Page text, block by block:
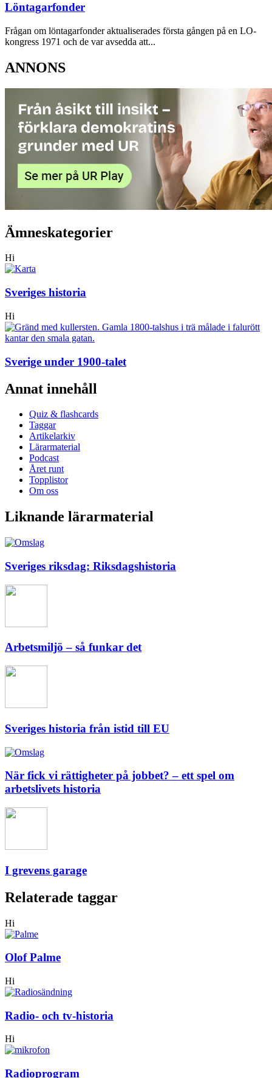
Löntagarfonder
Frågan om löntagarfonder aktualiserades första gången på en LO-
kongress 1971 och de var avsedda att...
ANNONS
Ämneskategorier
Hi
Sveriges historia
Hi
Sverige under 1900-talet
Annat innehåll
Quiz & flashcards
Taggar
Artikelarkiv
Lärarmaterial
Podcast
Året runt
Topplistor
Om oss
Liknande lärarmaterial
Sveriges riksdag: Riksdagshistoria
Arbetsmiljö – så funkar det
Sveriges historia från istid till EU
När fick vi rättigheter på jobbet? – ett spel om
arbetslivets historia
I grevens garage
Relaterade taggar
Hi
Olof Palme
Hi
Radio- och tv-historia
Hi
Radioprogram